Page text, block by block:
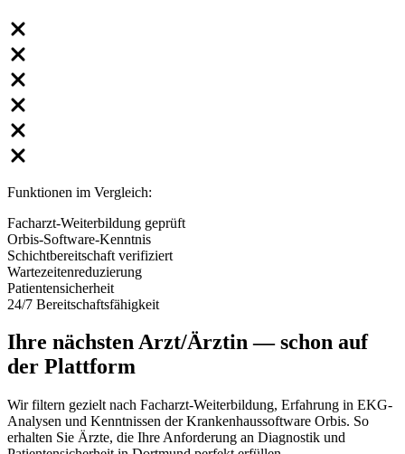
Funktionen im Vergleich:
Facharzt-Weiterbildung geprüft
Orbis-Software-Kenntnis
Schichtbereitschaft verifiziert
Wartezeitenreduzierung
Patientensicherheit
24/7 Bereitschaftsfähigkeit
Ihre nächstenArzt/Ärztin— schon auf
der Plattform
Wir filtern gezielt nach Facharzt-Weiterbildung, Erfahrung in EKG-
Analysen und Kenntnissen der Krankenhaussoftware Orbis. So
erhalten Sie Ärzte, die Ihre Anforderung an Diagnostik und